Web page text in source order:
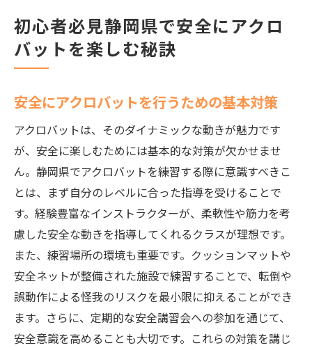
初心者必見静岡県で安全にアクロ
バットを楽しむ秘訣
安全にアクロバットを行うための基本対策
アクロバットは、そのダイナミックな動きが魅力です
が、安全に楽しむためには基本的な対策が欠かせませ
ん。静岡県でアクロバットを練習する際に意識すべきこ
とは、まず自分のレベルに合った指導を受けることで
す。経験豊富なインストラクターが、柔軟性や筋力を考
慮した安全な動きを指導してくれるクラスが理想です。
また、練習場所の環境も重要です。クッションマットや
安全ネットが整備された施設で練習することで、転倒や
誤動作による怪我のリスクを最小限に抑えることができ
ます。さらに、定期的な安全講習会への参加を通じて、
安全意識を高めることも大切です。これらの対策を講じ